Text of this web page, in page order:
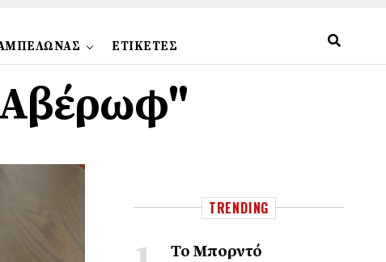
ΕΤΙΚΕΤΕΣ
Αβέρωφ"
TRENDING
Το Μπορντό